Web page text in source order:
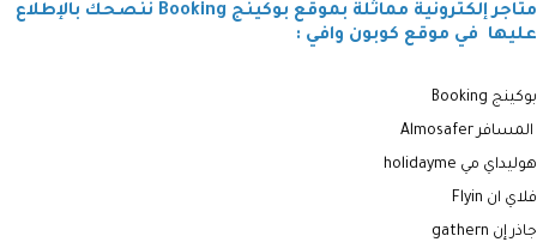
متاجر إلكترونية مماثلة بموقع بوكينج Booking ننصحك بالإطلاع
عليها في موقع كوبون وافي :
بوكينج Booking
المسافر Almosafer
هوليداي مي holidayme
فلاي ان Flyin
جاذر إن gathern